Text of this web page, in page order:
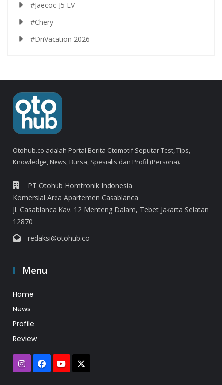
#Jaecoo J5 EV
#Chery
#DriVacation 2026
Otohub.co adalah Portal Berita Otomotif Seputar Test, Tips,
Knowledge, News, Bursa, Spesialis dan Profil (Persona).
PT Otohub Homtronik Indonesia
Komersial Area Apartemen Casablanca
Jl. Casablanca Kav. 12 Menteng Dalam, Tebet Jakarta Selatan
12870
redaksi@otohub.co
Menu
Home
News
Profile
Review